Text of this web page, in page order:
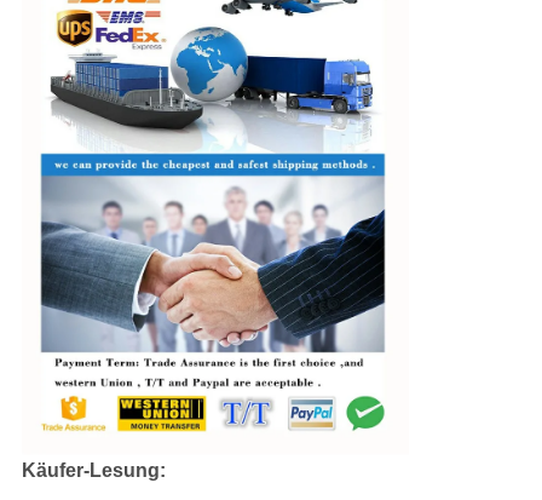
Käufer-Lesung: